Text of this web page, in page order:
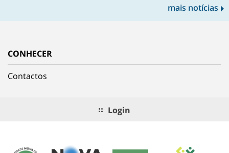
mais notícias
CONHECER
Contactos
Login